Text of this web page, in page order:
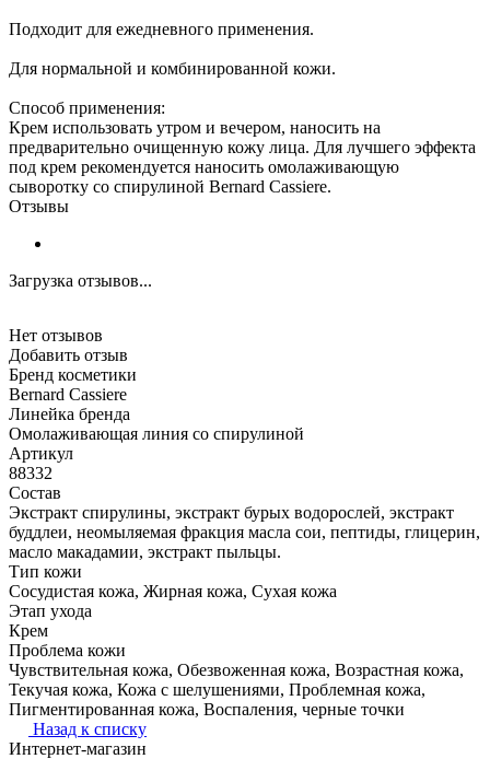
Подходит для ежедневного применения.
Для нормальной и комбинированной кожи.
Способ применения:
Крем использовать утром и вечером, наносить на
предварительно очищенную кожу лица. Для лучшего эффекта
под крем рекомендуется наносить омолаживающую
сыворотку со спирулиной Bernard Cassiere.
Отзывы
Загрузка отзывов...
Нет отзывов
Добавить отзыв
Бренд косметики
Bernard Cassiere
Линейка бренда
Омолаживающая линия со спирулиной
Артикул
88332
Состав
Экстракт спирулины, экстракт бурых водорослей, экстракт
буддлеи, неомыляемая фракция масла сои, пептиды, глицерин,
масло макадамии, экстракт пыльцы.
Тип кожи
Сосудистая кожа, Жирная кожа, Сухая кожа
Этап ухода
Крем
Проблема кожи
Чувствительная кожа, Обезвоженная кожа, Возрастная кожа,
Текучая кожа, Кожа с шелушениями, Проблемная кожа,
Пигментированная кожа, Воспаления, черные точки
Назад к списку
Интернет-магазин